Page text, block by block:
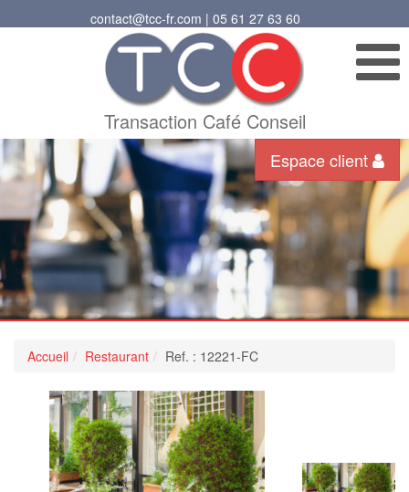
contact@tcc-fr.com | 05 61 27 63 60
Transaction Café Conseil
Espace client
Accueil Restaurant Ref. : 12221-FC